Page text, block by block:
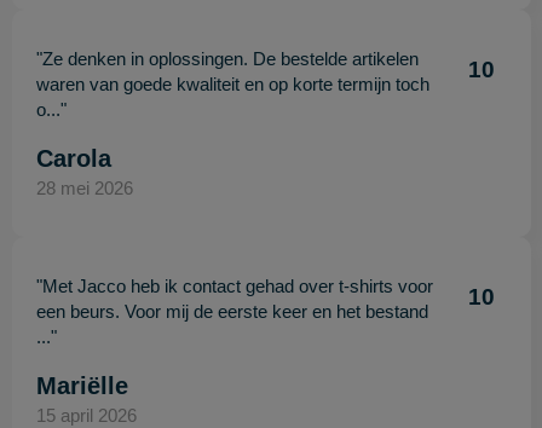
"Ze denken in oplossingen. De bestelde artikelen
waren van goede kwaliteit en op korte termijn toch
o..."
10
Carola
28 mei 2026
"Met Jacco heb ik contact gehad over t-shirts voor
een beurs. Voor mij de eerste keer en het bestand
..."
10
Mariëlle
15 april 2026